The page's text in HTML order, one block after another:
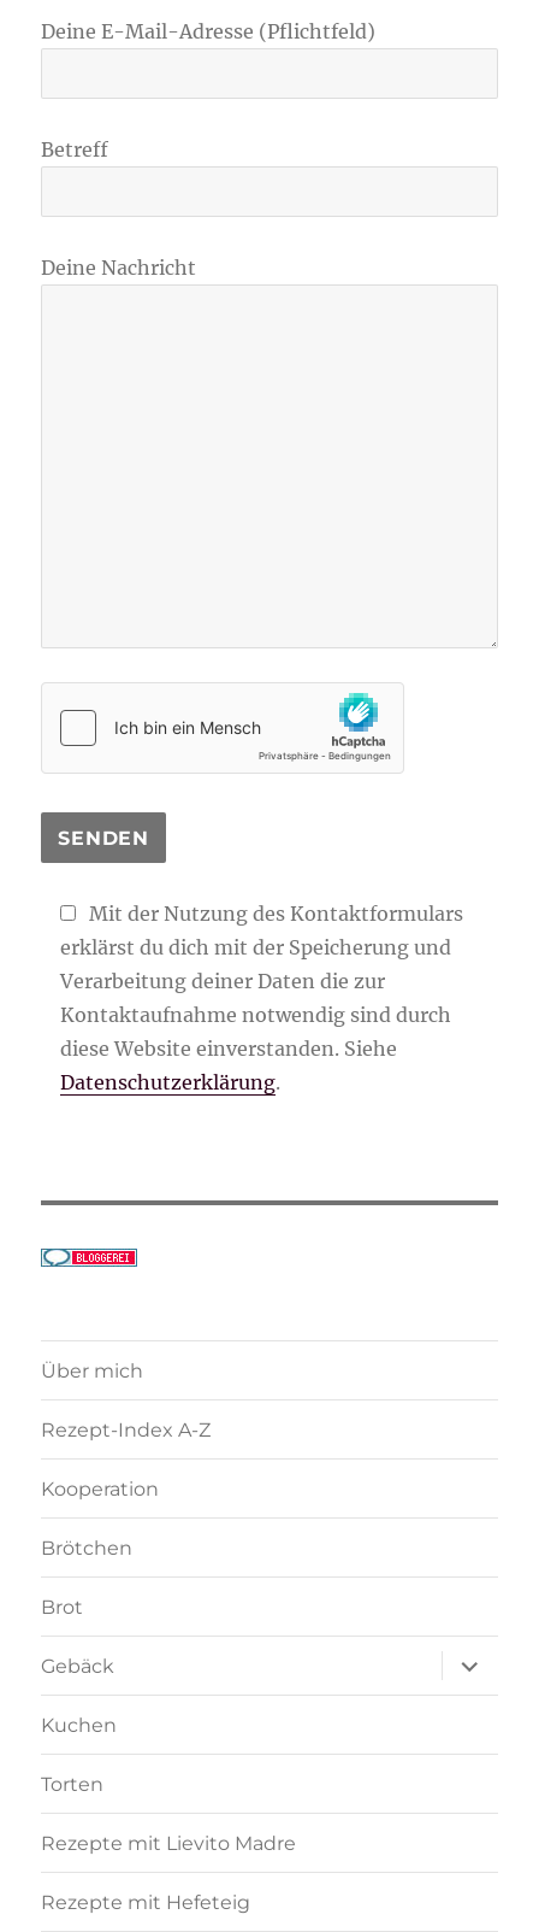
Deine E-Mail-Adresse (Pflichtfeld)
Betreff
Deine Nachricht
Mit der Nutzung des Kontaktformulars
erklärst du dich mit der Speicherung und
Verarbeitung deiner Daten die zur
Kontaktaufnahme notwendig sind durch
diese Website einverstanden. Siehe
Datenschutzerklärung.
Über mich
Rezept-Index A-Z
Kooperation
Brötchen
Brot
Gebäck
anzeigen
Kuchen
Torten
Rezepte mit Lievito Madre
Rezepte mit Hefeteig